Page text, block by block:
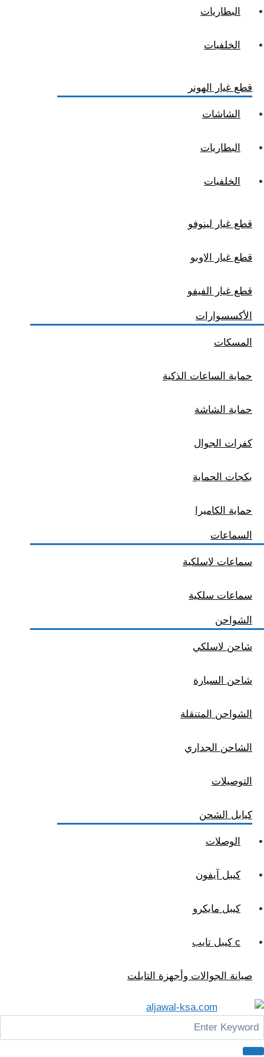
البطاريات
الخلفيات
قطع غيار الهونر
الشاشات
البطاريات
الخلفيات
قطع غيار لينوفو
قطع غيار الاوبو
قطع غيار الفيفو
الأكسسوارات
المسكات
حماية الساعات الذكية
حماية الشاشة
كفرات الجوال
بكجات الحماية
حماية الكاميرا
السماعات
سماعات لاسلكية
سماعات سلكية
الشواحن
شاحن لاسلكي
شاحن السيارة
الشواحن المتنقلة
الشاحن الجداري
التوصيلات
كيابل الشحن
الوصلات
كيبل آيفون
كيبل مايكرو
c كيبل تايب
صيانة الجوالات وأجهزة التابلت
Menu
Search
for: